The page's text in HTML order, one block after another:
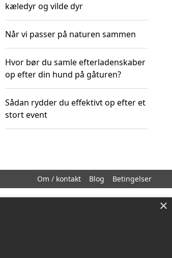
kæledyr og vilde dyr
Når vi passer på naturen sammen
Hvor bør du samle efterladenskaber
op efter din hund på gåturen?
Sådan rydder du effektivt op efter et
stort event
Om / kontakt Blog Betingelser
×